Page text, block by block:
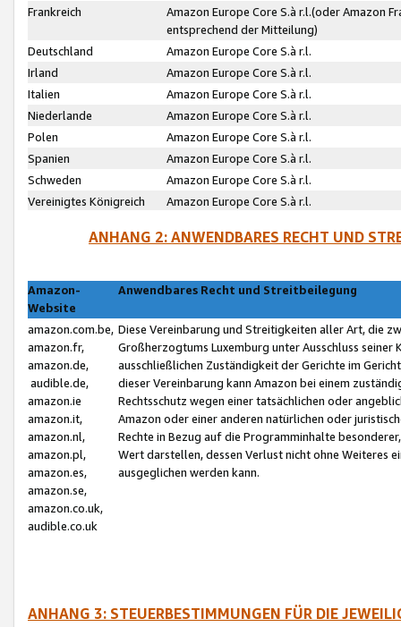
Frankreich
Amazon Europe Core S.à r.l.(oder Amazon
entsprechend der Mitteilung)
Deutschland
Amazon Europe Core S.à r.l.
Irland
Amazon Europe Core S.à r.l.
Italien
Amazon Europe Core S.à r.l.
Niederlande
Amazon Europe Core S.à r.l.
Polen
Amazon Europe Core S.à r.l.
Spanien
Amazon Europe Core S.à r.l.
Schweden
Amazon Europe Core S.à r.l.
Vereinigtes Königreich
Amazon Europe Core S.à r.l.
ANHANG 2: ANWENDBARES RECHT UND
Amazon-
Website
Anwendbares Recht und Streitbeilegung
amazon.com.be,
amazon.fr,
amazon.de,
audible.de,
amazon.ie
amazon.it,
amazon.nl,
amazon.pl,
amazon.es,
amazon.se,
amazon.co.uk,
audible.co.uk
Diese Vereinbarung und Streitigkeiten aller Art, die
Großherzogtums Luxemburg unter Ausschluss
ausschließlichen Zuständigkeit der Gerichte im
dieser Vereinbarung kann Amazon bei einem
Rechtsschutz wegen einer tatsächlichen oder
Amazon oder einer anderen natürlichen oder
Rechte in Bezug auf die Programminhalte
Wert darstellen, dessen Verlust nicht ohne Weiteres
ausgeglichen werden kann.
ANHANG 3: STEUERBESTIMMUNGEN FÜR DIE